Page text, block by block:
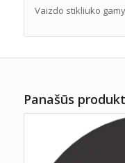
Vaizdo stikliuko
Panašūs